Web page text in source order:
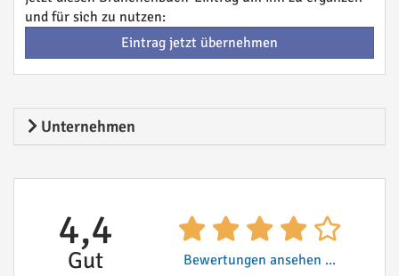
und für sich zu nutzen:
Eintrag jetzt übernehmen
Unternehmen
4,4
Gut Bewertungen ansehen ...